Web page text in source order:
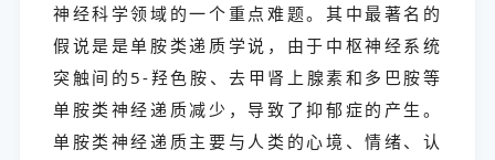
神经科学领域的一个重点难题。其中最著名的
假说是是单胺类递质学说，由于中枢神经系统
突触间的5-羟色胺、去甲肾上腺素和多巴胺等
单胺类神经递质减少，导致了抑郁症的产生。
单胺类神经递质主要与人类的心境、情绪、认